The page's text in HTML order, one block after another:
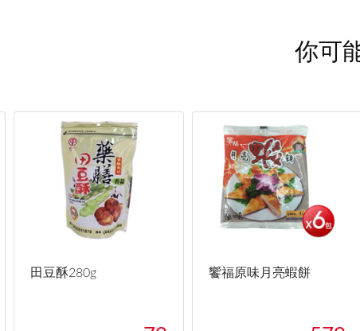
你可
田豆酥280g 饗福原味月亮蝦餅